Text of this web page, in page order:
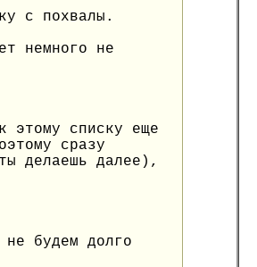
с похвалы.
немного не
этому списку еще
сразу
делаешь далее),
не будем долго